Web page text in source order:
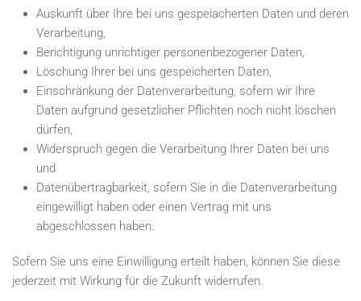
Auskunft über Ihre bei uns gespeiacherten Daten und deren
Verarbeitung,
Berichtigung unrichtiger personenbezogener Daten,
Löschung Ihrer bei uns gespeicherten Daten,
Einschränkung der Datenverarbeitung, sofern wir Ihre
Daten aufgrund gesetzlicher Pflichten noch nicht löschen
dürfen,
Widerspruch gegen die Verarbeitung Ihrer Daten bei uns
und
Datenübertragbarkeit, sofern Sie in die Datenverarbeitung
eingewilligt haben oder einen Vertrag mit uns
abgeschlossen haben.
Sofern Sie uns eine Einwilligung erteilt haben, können Sie diese
jederzeit mit Wirkung für die Zukunft widerrufen.